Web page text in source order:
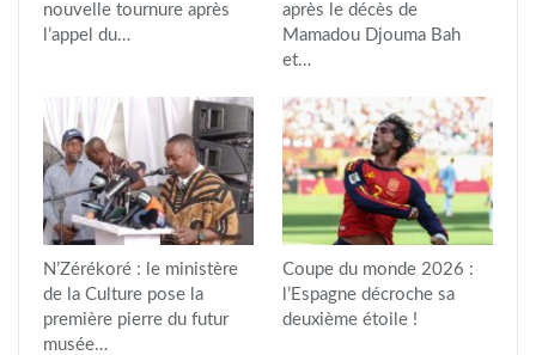
nouvelle tournure après
l’appel du…
après le décès de
Mamadou Djouma Bah
et…
N’Zérékoré : le ministère
de la Culture pose la
première pierre du futur
musée…
Coupe du monde 2026 :
l’Espagne décroche sa
deuxième étoile !